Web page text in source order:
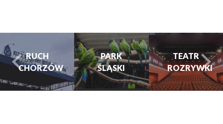
PARK
ŚLĄSKI
TEATR
ROZRYWKI
PARK
ŚLĄSKI
turysta.Previous